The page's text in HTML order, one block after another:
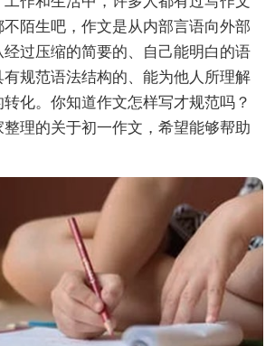
陌生吧，作文是从内部言语向外部
过压缩的简要的、自己能明白的语
规范语法结构的、能为他人所理解
化。你知道作文怎样写才规范吗？
理的关于初一作文，希望能够帮助